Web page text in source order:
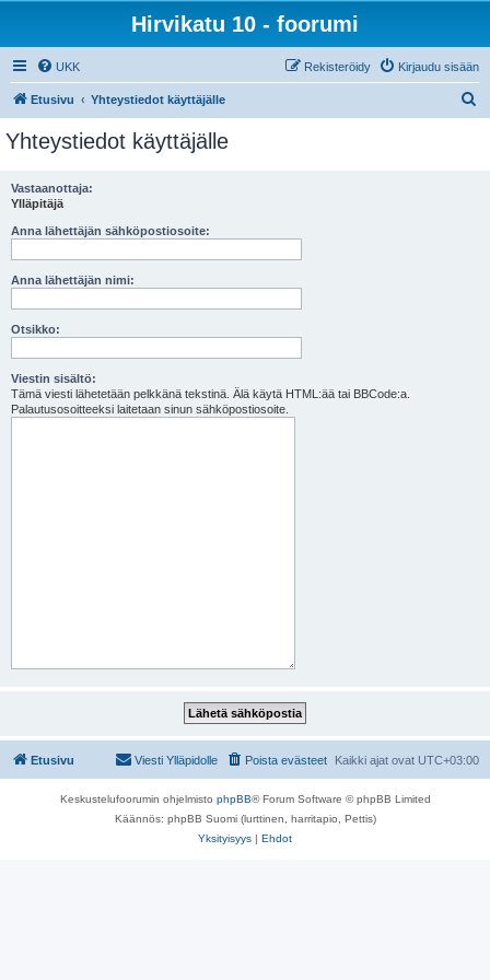
Hirvikatu 10 - foorumi
UKK Kirjaudu sisään
Rekisteröidy
Etusivu Yhteystiedot käyttäjälle
Yhteystiedot käyttäjälle
Vastaanottaja:
Ylläpitäjä
Anna lähettäjän sähköpostiosoite:
Anna lähettäjän nimi:
Otsikko:
Viestin sisältö:
Tämä viesti lähetetään pelkkänä tekstinä. Älä käytä HTML:ää tai BBCode:a.
Palautusosoitteeksi laitetaan sinun sähköpostiosoite.
Etusivu Kaikki ajat ovat UTC+03:00
Poista evästeet
Viesti Ylläpidolle
Keskustelufoorumin ohjelmisto phpBB® Forum Software © phpBB Limited
Käännös: phpBB Suomi (lurttinen, harritapio, Pettis)
Yksityisyys | Ehdot